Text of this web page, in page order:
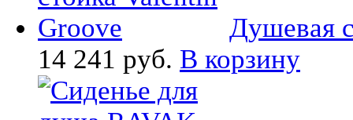
Душевая
14 241 руб. В корзину